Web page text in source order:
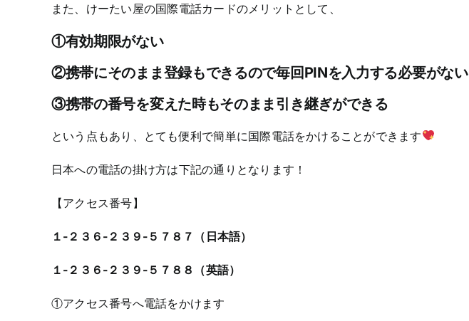
また、けーたい屋の国際電話カードのメリットとして、
①有効期限がない
②携帯にそのまま登録もできるので毎回PINを入力する必要がない
③携帯の番号を変えた時もそのまま引き継ぎができる
という点もあり、とても便利で簡単に国際電話をかけることができます
日本への電話の掛け方は下記の通りとなります！
【アクセス番号】
１-２３６-２３９-５７８７（日本語）
１-２３６-２３９-５７８８（英語）
①アクセス番号へ電話をかけます